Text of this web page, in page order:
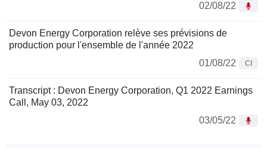
02/08/22
Devon Energy Corporation relève ses prévisions de
production pour l'ensemble de l'année 2022
01/08/22
CI
Transcript : Devon Energy Corporation, Q1 2022 Earnings
Call, May 03, 2022
03/05/22